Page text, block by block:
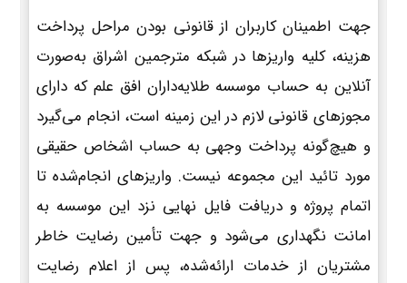
جهت اطمینان کاربران از قانونی بودن مراحل پرداخت
هزینه، کلیه واریزها در شبکه مترجمین اشراق به‌صورت
آنلاین به حساب موسسه طلایه‌داران افق علم که دارای
مجوزهای قانونی لازم در این زمینه است، انجام می‌گیرد
و هیچ‌گونه پرداخت وجهی به حساب اشخاص حقیقی
مورد تائید این مجموعه نیست. واریزهای انجام‌شده تا
اتمام پروژه و دریافت فایل نهایی نزد این موسسه به
امانت نگهداری می‌شود و جهت تأمین رضایت خاطر
مشتریان از خدمات ارائه‌شده، پس از اعلام رضایت